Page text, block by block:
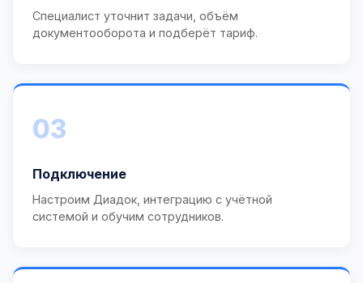
Специалист уточнит задачи, объём
документооборота и подберёт тариф.
03
Подключение
Настроим Диадок, интеграцию с учётной
системой и обучим сотрудников.